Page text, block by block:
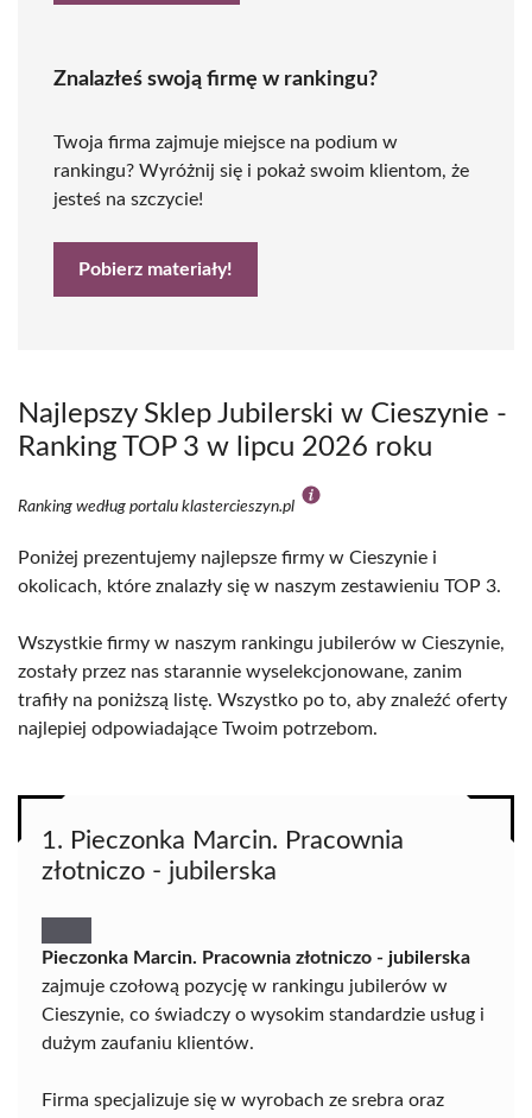
Znalazłeś swoją firmę w rankingu?
Twoja firma zajmuje miejsce na podium w
rankingu? Wyróżnij się i pokaż swoim klientom, że
jesteś na szczycie!
Pobierz materiały!
Najlepszy Sklep Jubilerski w Cieszynie -
Ranking TOP 3 w lipcu 2026 roku
Ranking według portalu klastercieszyn.pl
Poniżej prezentujemy najlepsze firmy w Cieszynie i
okolicach, które znalazły się w naszym zestawieniu TOP 3.
Wszystkie firmy w naszym rankingu jubilerów w Cieszynie,
zostały przez nas starannie wyselekcjonowane, zanim
trafiły na poniższą listę. Wszystko po to, aby znaleźć oferty
najlepiej odpowiadające Twoim potrzebom.
1. Pieczonka Marcin. Pracownia
złotniczo - jubilerska
Pieczonka Marcin. Pracownia złotniczo - jubilerska
zajmuje czołową pozycję w rankingu jubilerów w
Cieszynie, co świadczy o wysokim standardzie usług i
dużym zaufaniu klientów.
Firma specjalizuje się w wyrobach ze srebra oraz